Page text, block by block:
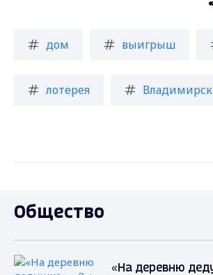
дом выигрыш
лотерея
Общество
«На деревню